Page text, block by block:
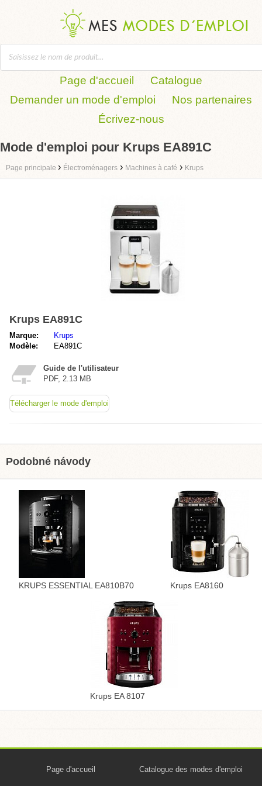
Page d'accueil
Catalogue
Demander un mode d'emploi
Nos partenaires
Écrivez-nous
Mode d'emploi pour Krups EA891C
Page principale › Électroménagers › Machines à café › Krups
Krups EA891C
Marque:
Krups
Modèle:
EA891C
Guide de l'utilisateur
PDF, 2.13 MB
Télécharger le mode d'emploi
Podobné návody
KRUPS ESSENTIAL EA810B70 Krups EA8160
Krups EA 8107
Page d'accueil Catalogue des modes d'emploi